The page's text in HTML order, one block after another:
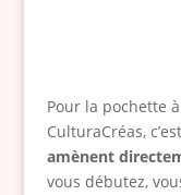
Pour la pochette
CulturaCréas,
amènent
vous débutez,